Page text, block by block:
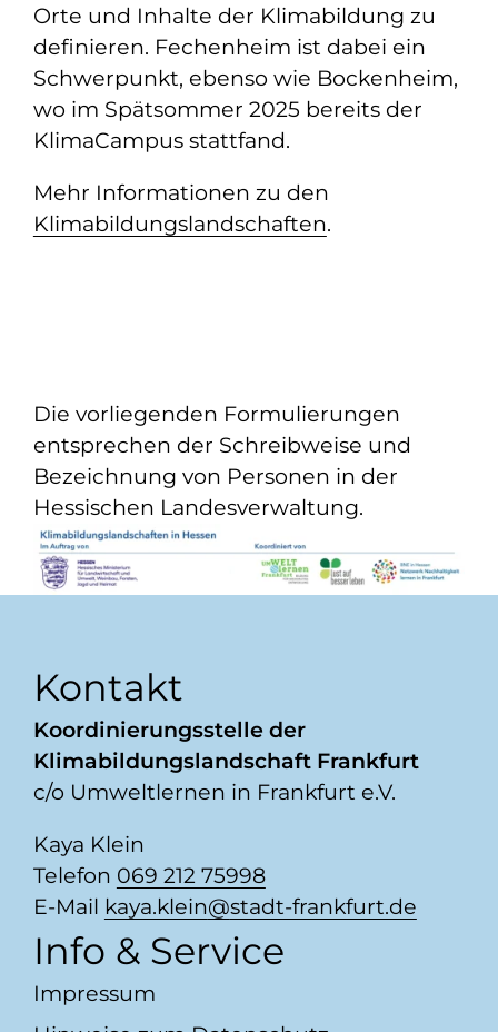
Orte und Inhalte der Klimabildung zu
definieren. Fechenheim ist dabei ein
Schwerpunkt, ebenso wie Bockenheim,
wo im Spätsommer 2025 bereits der
KlimaCampus stattfand.
Mehr Informationen zu den
Klimabildungslandschaften.
Die vorliegenden Formulierungen
entsprechen der Schreibweise und
Bezeichnung von Personen in der
Hessischen Landesverwaltung.
Kontakt
Koordinierungsstelle der
Klimabildungslandschaft Frankfurt
c/o Umweltlernen in Frankfurt e.V.
Kaya Klein
Telefon 069 212 75998
E-Mail kaya.klein ​stadt-frankfurt.de
Info & Service
Impressum